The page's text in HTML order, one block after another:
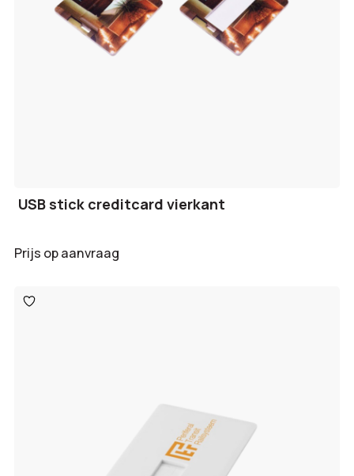
USB stick creditcard vierkant
Prijs op aanvraag
Toevoegen
aan